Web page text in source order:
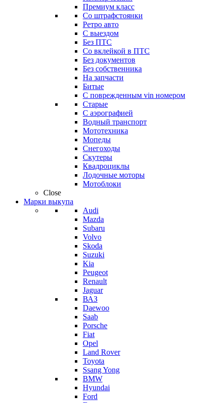
Премиум класс
Со штрафстоянки
Ретро авто
С выездом
Без ПТС
Со вклейкой в ПТС
Без документов
Без собственника
На запчасти
Битые
С поврежденным vin номером
Старые
С аэрографией
Водный транспорт
Мототехника
Мопеды
Снегоходы
Скутеры
Квадроциклы
Лодочные моторы
Мотоблоки
Close
Марки выкупа
Audi
Mazda
Subaru
Volvo
Skoda
Suzuki
Kia
Peugeot
Renault
Jaguar
ВАЗ
Daewoo
Saab
Porsche
Fiat
Opel
Land Rover
Toyota
Ssang Yong
BMW
Hyundai
Ford